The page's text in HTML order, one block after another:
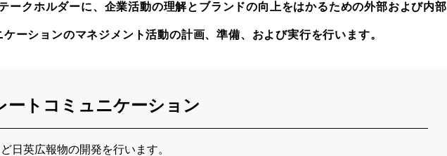
ークホルダーに、企業活動の理解とブランドの向上をはかるための外部および内部
ケーションのマネジメント活動の計画、準備、および実行を行います。
ートコミュニケーション
日英広報物の開発を行います。